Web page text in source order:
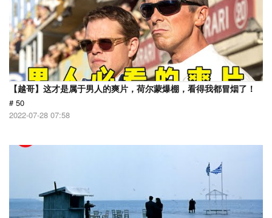
【越哥】这才是属于男人的爽片，荷尔蒙爆棚，看得我都冒烟了！
# 50
2022-07-28 07:58